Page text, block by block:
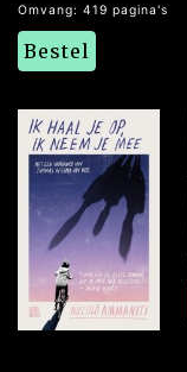
Omvang: 419 pagina's
Bestel